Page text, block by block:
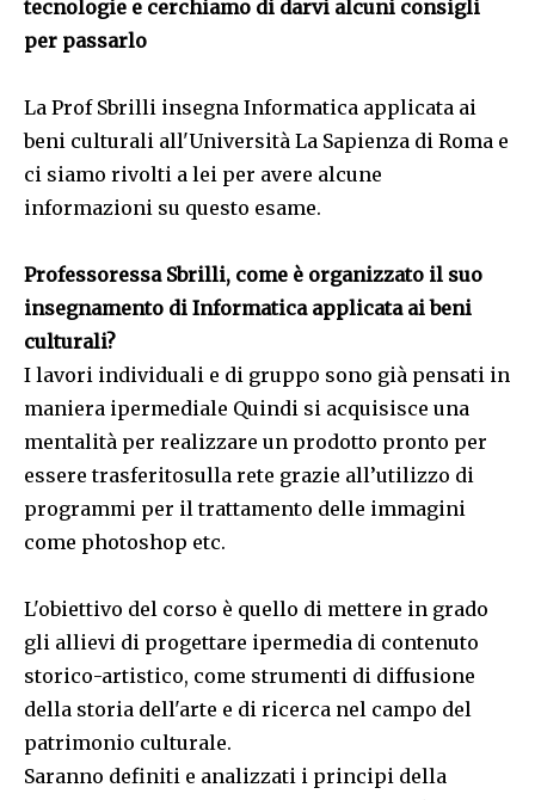
tecnologie e cerchiamo di darvi alcuni consigli
per passarlo
La Prof Sbrilli insegna Informatica applicata ai
beni culturali all'Università La Sapienza di Roma e
ci siamo rivolti a lei per avere alcune
informazioni su questo esame.
Professoressa Sbrilli, come è organizzato il suo
insegnamento di Informatica applicata ai beni
culturali?
I lavori individuali e di gruppo sono già pensati in
maniera ipermediale Quindi si acquisisce una
mentalità per realizzare un prodotto pronto per
essere trasferitosulla rete grazie all’utilizzo di
programmi per il trattamento delle immagini
come photoshop etc.
L'obiettivo del corso è quello di mettere in grado
gli allievi di progettare ipermedia di contenuto
storico-artistico, come strumenti di diffusione
della storia dell'arte e di ricerca nel campo del
patrimonio culturale.
Saranno definiti e analizzati i principi della